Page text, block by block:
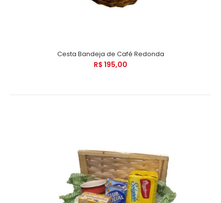
Cesta Bandeja de Café Redonda
R$ 195,00